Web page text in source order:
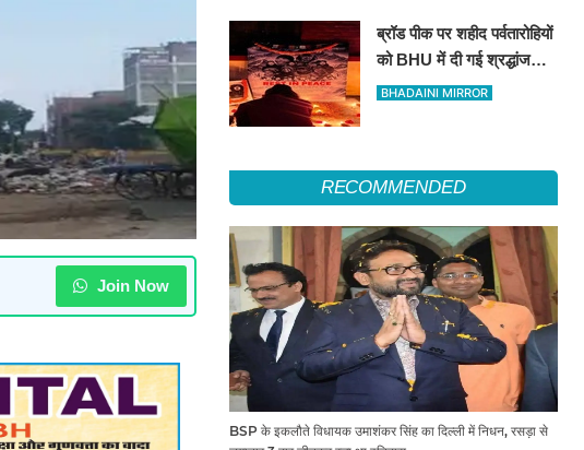
Join Now
ब्रॉड पीक पर शहीद पर्वतारोहियों
को BHU में दी गई श्रद्धांजलि:
मौन रखकर अर्पित किए पुष्प
BHADAINI MIRROR
RECOMMENDED
BSP के इकलौते विधायक उमाशंकर सिंह का दिल्ली में निधन, रसड़ा से